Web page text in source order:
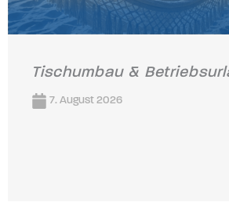
Tischumbau &
7. August 2026